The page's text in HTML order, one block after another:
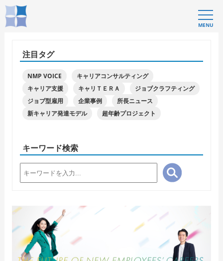
MENU
注目タグ
NMP VOICE
キャリアコンサルティング
キャリア支援
キャリＴＥＲＡ
ジョブクラフティング
ジョブ型雇用
企業事例
所長ニュース
新キャリア発達モデル
超年齢プロジェクト
キーワード検索